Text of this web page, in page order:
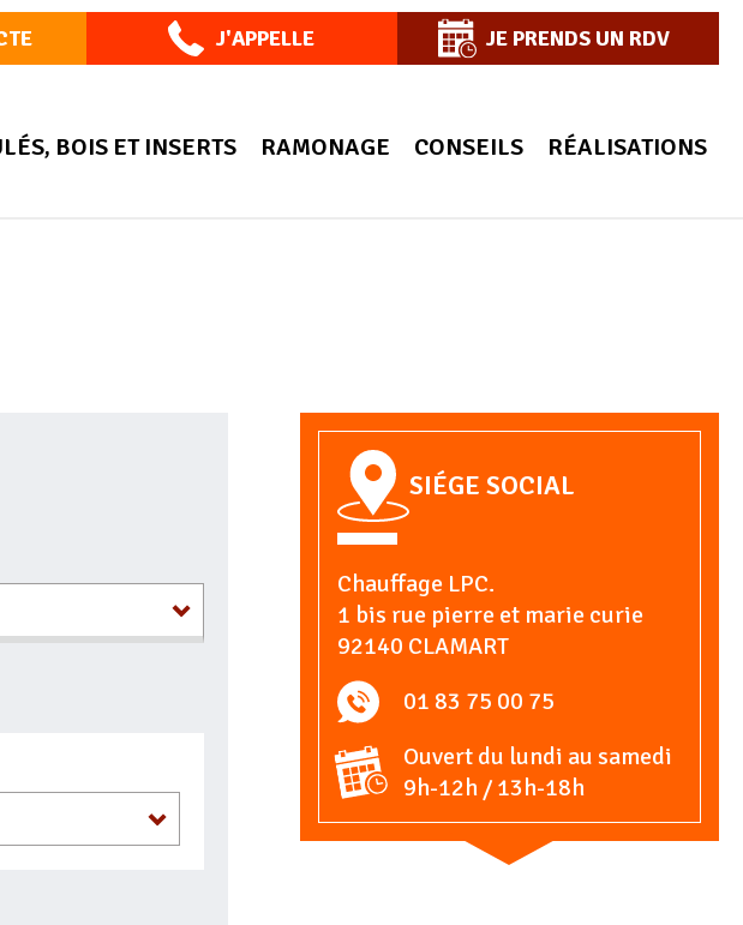
J'APPELLE JE PRENDS UN RDV
BOIS ET INSERTS RAMONAGE CONSEILS RÉALISATIONS
SIÉGE SOCIAL
Chauffage LPC.
1 bis rue pierre et marie curie
92140 CLAMART
01 83 75 00 75
Ouvert du lundi au samedi
9h-12h / 13h-18h